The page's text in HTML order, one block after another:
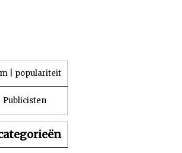
populariteit
Publicisten